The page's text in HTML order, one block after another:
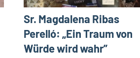
Sr. Magdalena Ribas
Perelló: „Ein Traum von
Würde wird wahr”